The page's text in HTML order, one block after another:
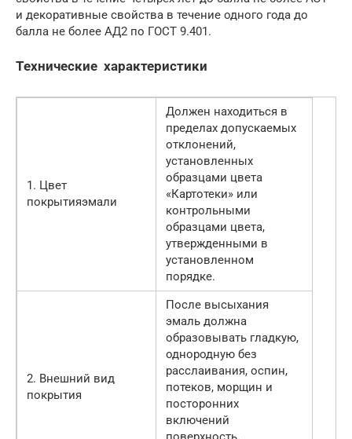
и декоративные свойства в течение одного года до
балла не более АД2 по ГОСТ 9.401.
Технические характеристики
1. Цвет
покрытияэмали
Должен находиться в
пределах допускаемых
отклонений,
установленных
образцами цвета
«Картотеки» или
контрольными
образцами цвета,
утвержденными в
установленном
порядке.
2. Внешний вид
покрытия
После высыхания
эмаль должна
образовывать гладкую,
однородную без
расслаивания, оспин,
потеков, морщин и
посторонних
включений